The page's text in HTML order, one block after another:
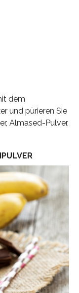
dem
und pürieren Sie
Almased-Pulver,